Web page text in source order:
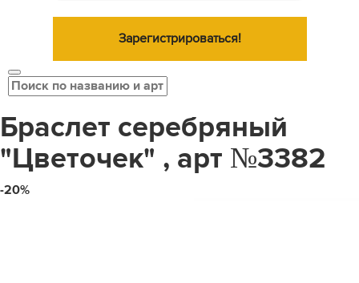
Зарегистрироваться!
Браслет серебряный
"Цветочек" , арт №3382
-20%